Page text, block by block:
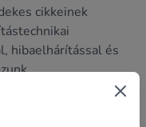
cikkeinek
hibaelhárítással és